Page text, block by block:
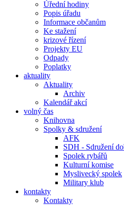
Úřední hodiny
Popis úřadu
Informace občanům
Ke stažení
krizové řízení
Projekty EU
Odpady
Poplatky
aktuality
Aktuality
Archiv
Kalendář akcí
volný čas
Knihovna
Spolky & sdružení
AFK
SDH - Sdružení
Spolek rybářů
Kulturní komise
Myslivecký spolek
Military klub
kontakty
Kontakty